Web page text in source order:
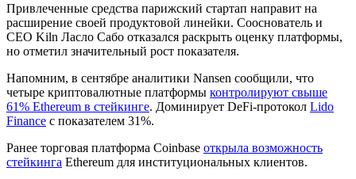
Привлеченные средства парижский стартап направит на
расширение своей продуктовой линейки. Сооснователь и
CEO Kiln Ласло Сабо отказался раскрыть оценку платформы,
но отметил значительный рост показателя.
Напомним, в сентябре аналитики Nansen сообщили, что
четыре криптовалютные платформы контролируют свыше
61% Ethereum в стейкинге. Доминирует DeFi-протокол Lido
Finance с показателем 31%.
Ранее торговая платформа Coinbase открыла возможность
стейкинга Ethereum для институциональных клиентов.